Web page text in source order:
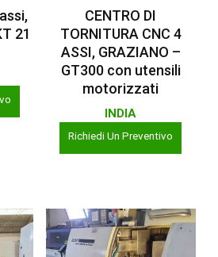
21
Leggi Tutto
CENTRO DI
TORNITURA CNC 4
ASSI, GRAZIANO –
GT300 con utensili
motorizzati
INDIA
Richiedi Un Preventivo